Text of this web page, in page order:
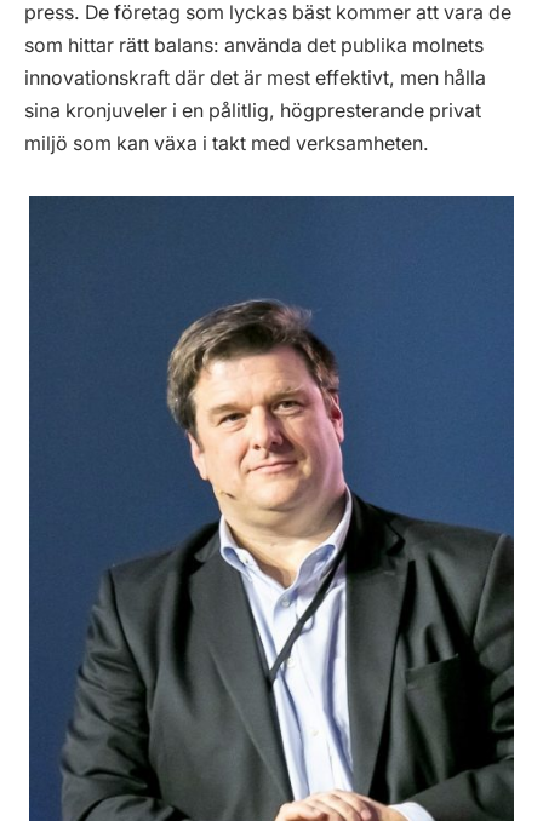
press. De företag som lyckas bäst kommer att vara de
som hittar rätt balans: använda det publika molnets
innovationskraft där det är mest effektivt, men hålla
sina kronjuveler i en pålitlig, högpresterande privat
miljö som kan växa i takt med verksamheten.